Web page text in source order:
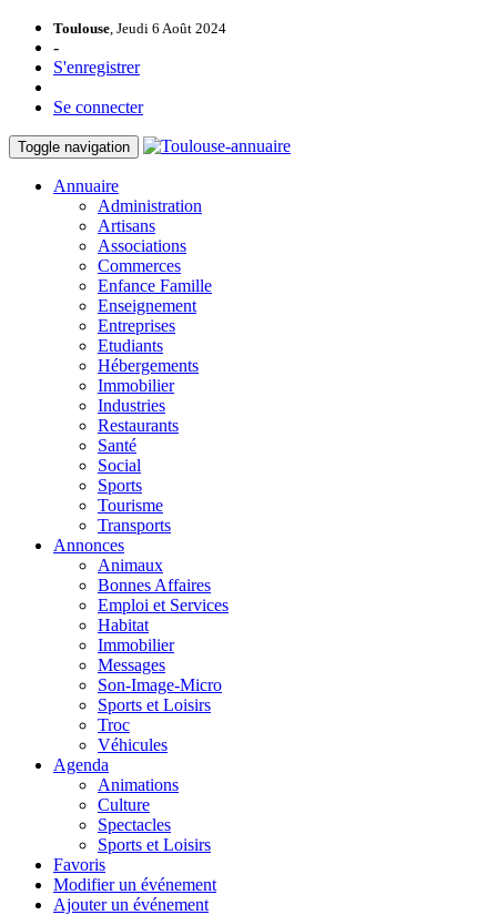
Toulouse, Jeudi 6 Août 2024
-
S'enregistrer
Se connecter
Toggle navigation
Annuaire
Administration
Artisans
Associations
Commerces
Enfance Famille
Enseignement
Entreprises
Etudiants
Hébergements
Immobilier
Industries
Restaurants
Santé
Social
Sports
Tourisme
Transports
Annonces
Animaux
Bonnes Affaires
Emploi et Services
Habitat
Immobilier
Messages
Son-Image-Micro
Sports et Loisirs
Troc
Véhicules
Agenda
Animations
Culture
Spectacles
Sports et Loisirs
Favoris
Modifier un événement
Ajouter un événement